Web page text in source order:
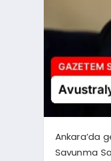
Ankara’da
Savunma